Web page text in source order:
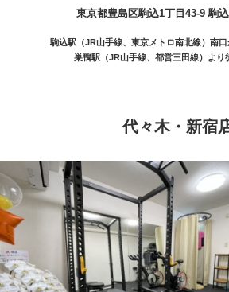
東京都豊島区駒込1丁目43-9 駒
駒込駅（JR山手線、東京メトロ南北線）南口
巣鴨駅（JR山手線、都営三田線）より
代々木・新宿